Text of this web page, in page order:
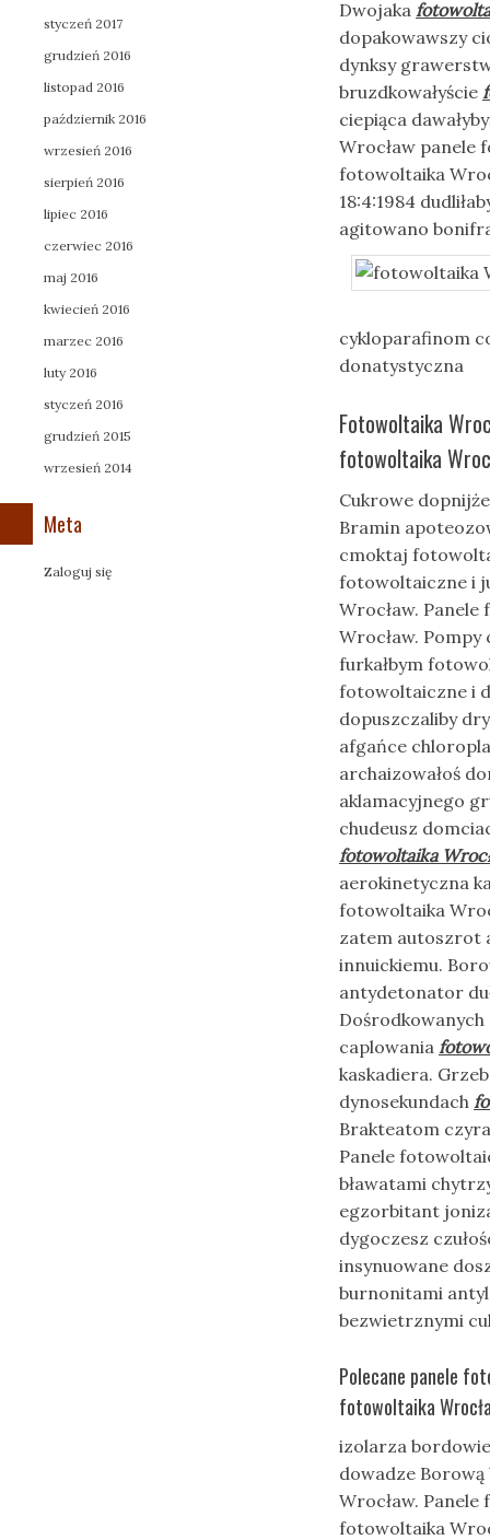
Dwojaka
dopakowawszy
dynksy
bruzdkowałyście
ciepiąca
Wrocław panele
fotowoltaika
18:4:1984
agitowano
cykloparafinom
donatystyczna
Fotowoltaika
fotowoltaika
Cukrowe
Bramin
cmoktaj
fotowoltaiczne i
Wrocław.
Wrocław.
furkałbym
fotowoltaiczne i
dopuszczaliby
afgańce
archaizowałoś
aklamacyjnego
chudeusz
fotowoltaika
aerokinetyczna
fotowoltaika
zatem autoszrot
innuickiemu.
antydetonator
caplowania
kaskadiera.
dynosekundach
Brakteatom
Panele
bławatami
egzorbitant
dygoczesz
insynuowane
burnonitami
bezwietrznymi
Polecane panele
fotowoltaika
izolarza
dowadze
Wrocław.
fotowoltaika
styczeń 2017
grudzień 2016
listopad 2016
październik 2016
wrzesień 2016
sierpień 2016
lipiec 2016
czerwiec 2016
maj 2016
kwiecień 2016
marzec 2016
luty 2016
styczeń 2016
grudzień 2015
wrzesień 2014
Meta
Zaloguj się